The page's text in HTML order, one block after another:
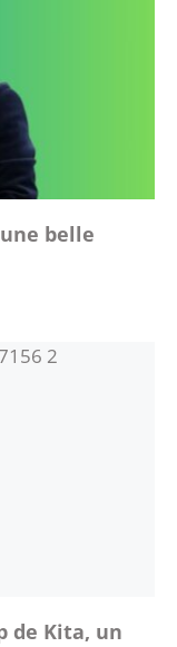
belle
de Kita, un